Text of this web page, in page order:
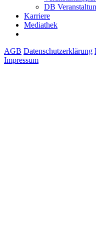
DB
Karriere
Mediathek
AGB Datenschutzerklärung
Impressum